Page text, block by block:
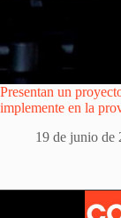
Presentan un
implemente en la
19 de junio de